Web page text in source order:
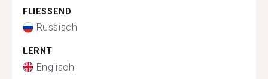
FLIESSEND
Russisch
LERNT
Englisch